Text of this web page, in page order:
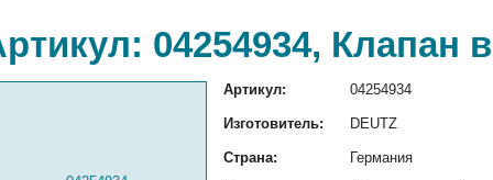
04254934, Клапан
Артикул: 04254934
Изготовитель: DEUTZ
Страна: Германия